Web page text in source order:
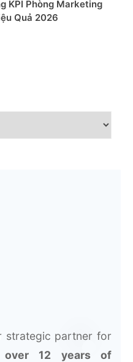
KPI Phòng Marketing
Quả 2026
partner for
over 12 years of